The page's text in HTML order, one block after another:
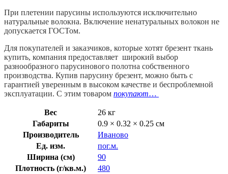
При плетении парусины используются исключительно
натуральные волокна. Включение ненатуральных волокон не
допускается ГОСТом.
Для покупателей и заказчиков, которые хотят брезент ткань
купить, компания предоставляет широкий выбор
разнообразного парусинового полотна собственного
производства. Купив парусину брезент, можно быть с
гарантией уверенным в высоком качестве и беспроблемной
эксплуатации. С этим товаром покупают…
Вес
26 кг
Габариты
0.9 × 0.32 × 0.25 см
Производитель
Иваново
Ед. изм.
пог.м.
Ширина (см)
90
Плотность (г/кв.м.)
480